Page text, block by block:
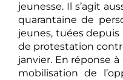
jeunesse. Il s’agit
quarantaine de
jeunes, tuées
de protestation
janvier. En réponse
mobilisation de